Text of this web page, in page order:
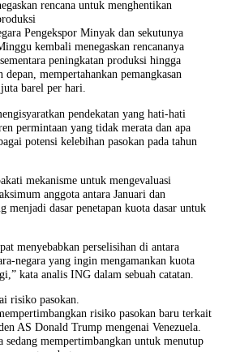
rencana untuk menghentikan
Pengekspor Minyak dan sekutunya
kembali menegaskan rencananya
peningkatan produksi hingga
mempertahankan pemangkasan
barel per hari.
pendekatan yang hati-hati
permintaan yang tidak merata dan apa
potensi kelebihan pasokan pada tahun
mekanisme untuk mengevaluasi
anggota antara Januari dan
menjadi dasar penetapan kuota dasar untuk
menyebabkan perselisihan di antara
negara yang ingin mengamankan kuota
kata analis ING dalam sebuah catatan.
risiko pasokan.
risiko pasokan baru terkait
AS Donald Trump mengenai Venezuela.
sedang mempertimbangkan untuk menutup